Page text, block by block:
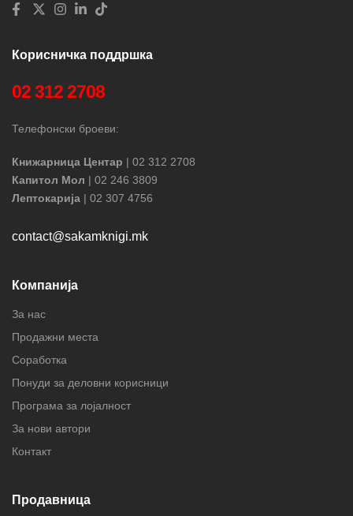
Корисничка поддршка
02 312 2708
Телефонски броеви:
Книжарница Центар | 02 312 2708
Капитол Мол | 02 246 3809
Лептокарија | 02 307 4756
contact@sakamknigi.mk
Компанија
За нас
Продажни места
Соработка
Понуди за деловни корисници
Програма за лојалност
За нови автори
Контакт
Продавница